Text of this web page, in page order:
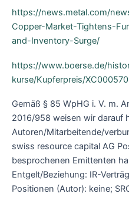
https://news.metal.com/
Copper-Market-Tightens-
and-Inventory-Surge/
https://www.boerse.de/
kurse/Kupferpreis/
Gemäß § 85 WpHG i. V. m.
2016/958 weisen wir darauf
Autoren/Mitarbeitende/
swiss resource capital AG
besprochenen Emittenten
Entgelt/Beziehung: IR-
Positionen (Autor): keine;